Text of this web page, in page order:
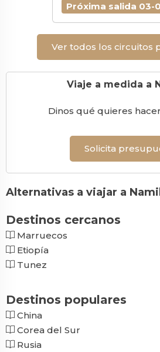
Próxima salida 03-
Ver todos los circuitos
Viaje a medida a
Dinos qué quieres
Solicita
Alternativas a viajar a
Destinos cercanos
Marruecos
Etiopía
Tunez
Destinos populares
China
Corea del Sur
Rusia